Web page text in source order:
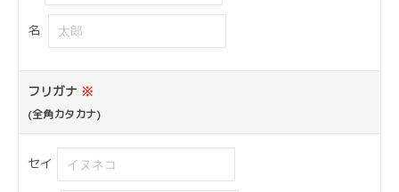
名
フリガナ ※
(全角カタカナ)
セイ